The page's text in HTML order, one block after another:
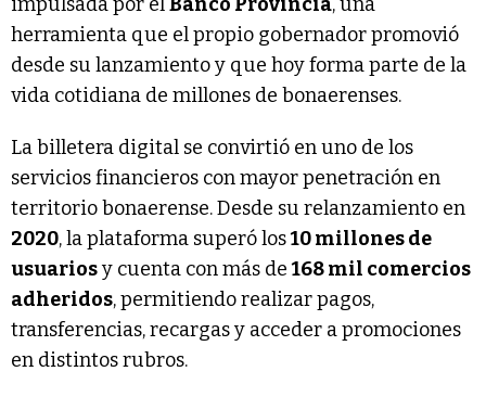
herramienta que el propio gobernador promovió
desde su lanzamiento y que hoy forma parte de la
vida cotidiana de millones de bonaerenses.
La billetera digital se convirtió en uno de los
servicios financieros con mayor penetración en
territorio bonaerense. Desde su relanzamiento en
2020, la plataforma superó los10 millones de
usuariosy cuenta con más de168 mil comercios
adheridos, permitiendo realizar pagos,
transferencias, recargas y acceder a promociones
en distintos rubros.